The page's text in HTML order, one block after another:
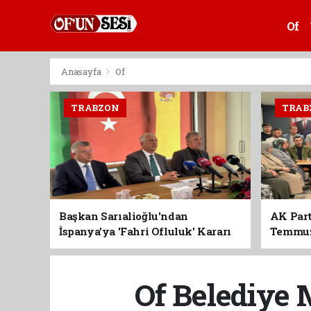
Of
Anasayfa Of
TRABZON
Başkan Sarıalioğlu'ndan
İspanya'ya 'Fahri Ofluluk' Kararı
AK
Birlik
Of Belediye